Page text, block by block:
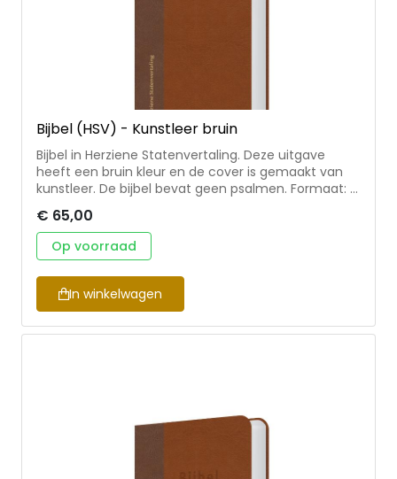
Bijbel (HSV) - Kunstleer bruin
Bijbel in Herziene Statenvertaling. Deze uitgave
heeft een bruin kleur en de cover is gemaakt van
kunstleer. De bijbel bevat geen psalmen. Formaat: 12
€ 65,00
Op voorraad
In winkelwagen